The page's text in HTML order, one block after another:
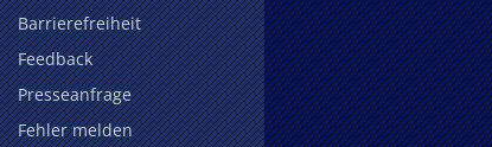
Barrierefreiheit
Feedback
Presseanfrage
Fehler melden